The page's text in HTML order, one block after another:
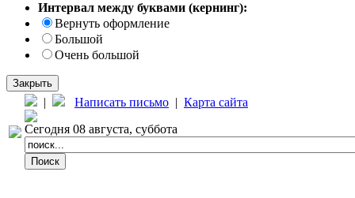
Интервал между буквами (кернинг):
Вернуть оформление
Большой
Очень большой
Закрыть
| Написать письмо | Карта сайта
Сегодня 08 августа, суббота